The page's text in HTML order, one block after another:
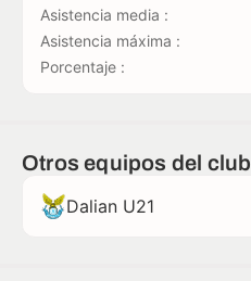
Asistencia media :
Asistencia máxima :
Porcentaje :
Otros equipos del club
Dalian U21